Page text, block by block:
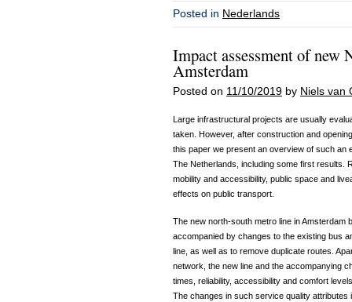
Posted in Nederlands
Impact assessment of
Amsterdam
Posted on 11/10/2019 by Niels van
Large infrastructural projects are usually
taken. However, after construction and
this paper we present an overview of such an
The Netherlands, including some first results.
mobility and accessibility, public space and
effects on public transport.
The new north-south metro line in Amsterdam
accompanied by changes to the existing bus
line, as well as to remove duplicate routes.
network, the new line and the accompanying
times, reliability, accessibility and comfort
The changes in such service quality